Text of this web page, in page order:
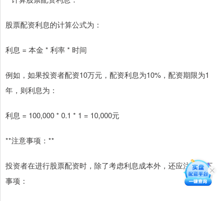
股票配资利息的计算公式为：
利息 = 本金 * 利率 * 时间
例如，如果投资者配资10万元，配资利息为10%，配资期限为1
年，则利息为：
利息 = 100,000 * 0.1 * 1 = 10,000元
**注意事项：**
投资者在进行股票配资时，除了考虑利息成本外，还应注意以下
事项：